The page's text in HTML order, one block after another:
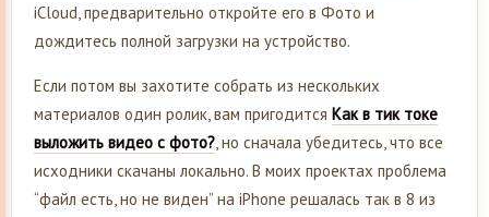
iCloud, предварительно откройте его в Фото и
дождитесь полной загрузки на устройство.
Если потом вы захотите собрать из нескольких
материалов один ролик, вам пригодится Как в тик токе
выложить видео с фото?, но сначала убедитесь, что все
исходники скачаны локально. В моих проектах проблема
“файл есть, но не виден” на iPhone решалась так в 8 из